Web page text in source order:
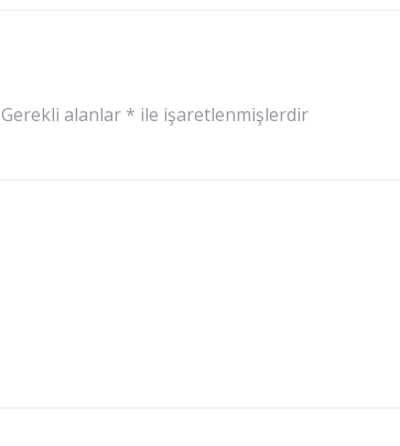
Gerekli alanlar * ile işaretlenmişlerdir